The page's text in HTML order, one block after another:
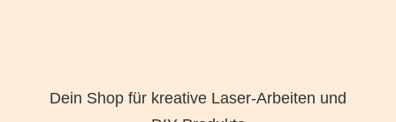
Dein Shop für kreative Laser-Arbeiten und